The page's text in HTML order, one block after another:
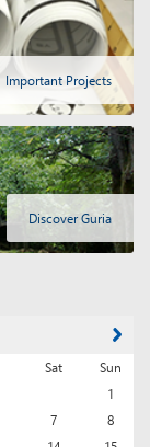
Important Projects
Discover Guria
Sat
Sun
1
7
8